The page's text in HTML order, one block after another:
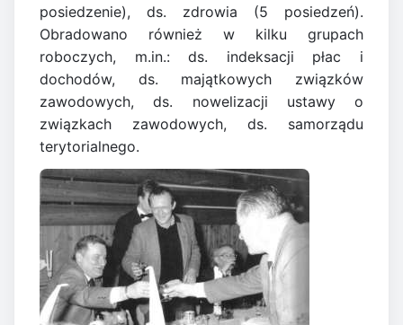
posiedzenie), ds. zdrowia (5 posiedzeń).
Obradowano również w kilku grupach
roboczych, m.in.: ds. indeksacji płac i
dochodów, ds. majątkowych związków
zawodowych, ds. nowelizacji ustawy o
związkach zawodowych, ds. samorządu
terytorialnego.